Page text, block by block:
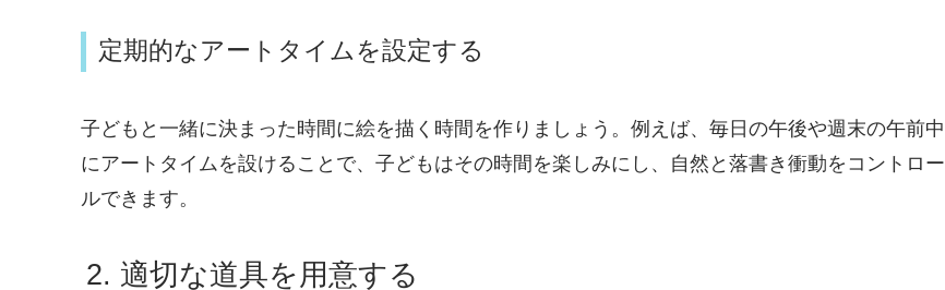
定期的なアートタイムを設定する
子どもと一緒に決まった時間に絵を描く時間を作りましょう。例えば、毎日の午後や週末の午前中
にアートタイムを設けることで、子どもはその時間を楽しみにし、自然と落書き衝動をコントロー
ルできます。
適切な道具を用意する